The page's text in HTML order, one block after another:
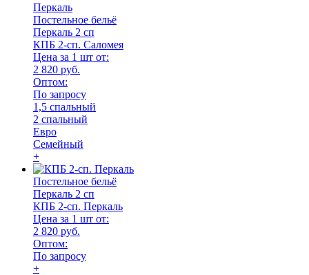
Перкаль
Постельное бельё
Перкаль 2 сп
КПБ 2-сп. Саломея
Цена за 1 шт от:
2 820 руб.
Оптом:
По запросу
1,5 спальный
2 спальный
Евро
Семейный
+
Постельное бельё
Перкаль 2 сп
КПБ 2-сп. Перкаль
Цена за 1 шт от:
2 820 руб.
Оптом:
По запросу
+